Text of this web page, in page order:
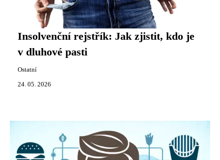
Insolvenční rejstřík: Jak zjistit, kdo je
v dluhové pasti
Ostatní
24. 05. 2026